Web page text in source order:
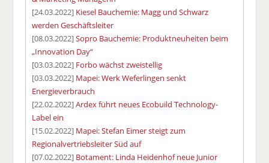
[24.03.2022] Kiesel Bauchemie: Magg und Schwarz
werden Geschäftsleiter
[08.03.2022]Sopro Bauchemie: Produktneuheiten beim
„Innovation Day“
[03.03.2022] Forbo wächst zweistellig
[03.03.2022] Mapei: Werk Weferlingen senkt
Energieverbrauch
[22.02.2022]Ardex führt neues Ecobuild Technology-
Label ein
[15.02.2022] Mapei: Stefan Eimer steigt zum
Regionalvertriebsleiter Süd auf
[07.02.2022] Botament: Linda Heidenhof neue Junior